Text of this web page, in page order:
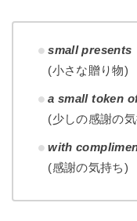
small presents
(小さな贈り物)
a small token
(少しの感謝の
with
(感謝の気持ち)